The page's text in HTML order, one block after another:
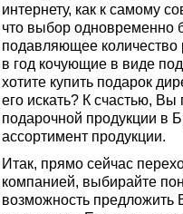
интернету, как к самому
что выбор одновременно
подавляющее
в год кочующие в виде
хотите купить подарок
его искать? К счастью,
подарочной продукции в
ассортимент продукции.
Итак, прямо сейчас
компанией, выбирайте
возможность предложить